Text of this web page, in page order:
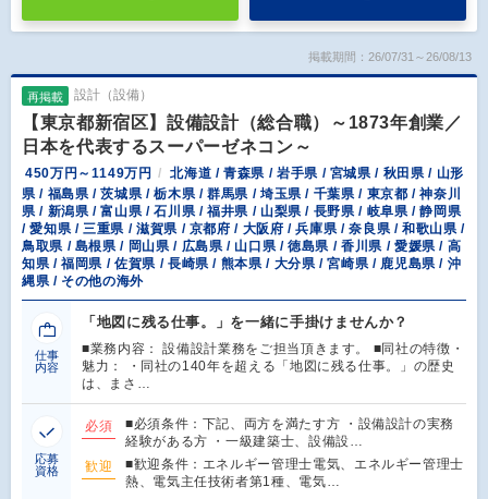
掲載期間：26/07/31～26/08/13
再掲載 設計（設備）
【東京都新宿区】設備設計（総合職）～1873年創業／
日本を代表するスーパーゼネコン～
450万円～1149万円
北海道 / 青森県 / 岩手県 / 宮城県 / 秋田県 / 山形
県 / 福島県 / 茨城県 / 栃木県 / 群馬県 / 埼玉県 / 千葉県 / 東京都 / 神奈川
県 / 新潟県 / 富山県 / 石川県 / 福井県 / 山梨県 / 長野県 / 岐阜県 / 静岡県
/ 愛知県 / 三重県 / 滋賀県 / 京都府 / 大阪府 / 兵庫県 / 奈良県 / 和歌山県 /
鳥取県 / 島根県 / 岡山県 / 広島県 / 山口県 / 徳島県 / 香川県 / 愛媛県 / 高
知県 / 福岡県 / 佐賀県 / 長崎県 / 熊本県 / 大分県 / 宮崎県 / 鹿児島県 / 沖
縄県 / その他の海外
仕事
内容
「地図に残る仕事。」を一緒に手掛けませんか？
■業務内容： 設備設計業務をご担当頂きます。 ■同社の特徴・
魅力： ・同社の140年を超える「地図に残る仕事。」の歴史
は、まさ…
応募
資格
必須
■必須条件：下記、両方を満たす方 ・設備設計の実務
経験がある方 ・一級建築士、設備設…
歓迎
■歓迎条件：エネルギー管理士電気、エネルギー管理士
熱、電気主任技術者第1種、電気…